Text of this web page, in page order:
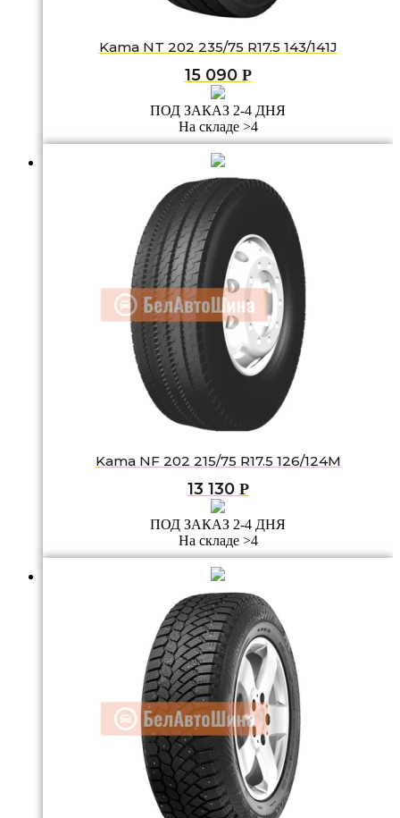
Kama NT 202 235/75 R17.5 143/141J
15 090 Р
ПОД ЗАКАЗ 2-4 ДНЯ
На складе >4
Kama NF 202 215/75 R17.5 126/124M
13 130 Р
ПОД ЗАКАЗ 2-4 ДНЯ
На складе >4